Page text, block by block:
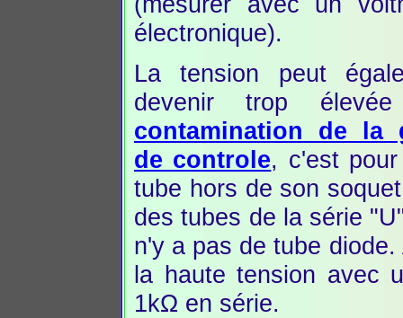
électronique).
La tension peut
devenir trop
contamination de la
de controle, c'est
tube hors de son
des tubes de la série
n'y a pas de tube
la haute tension avec
1kΩ en série.